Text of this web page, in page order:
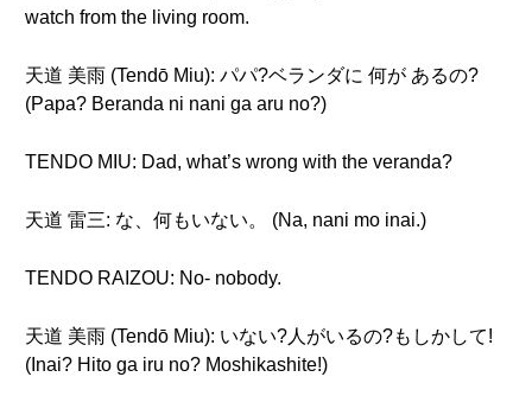
watch from the living room.
天道 美雨 (Tendō Miu): パパ?ベランダに 何が あるの?
(Papa? Beranda ni nani ga aru no?)
TENDO MIU: Dad, what’s wrong with the veranda?
天道 雷三: な、何もいない。 (Na, nani mo inai.)
TENDO RAIZOU: No- nobody.
天道 美雨 (Tendō Miu): いない?人がいるの?もしかして!
(Inai? Hito ga iru no? Moshikashite!)